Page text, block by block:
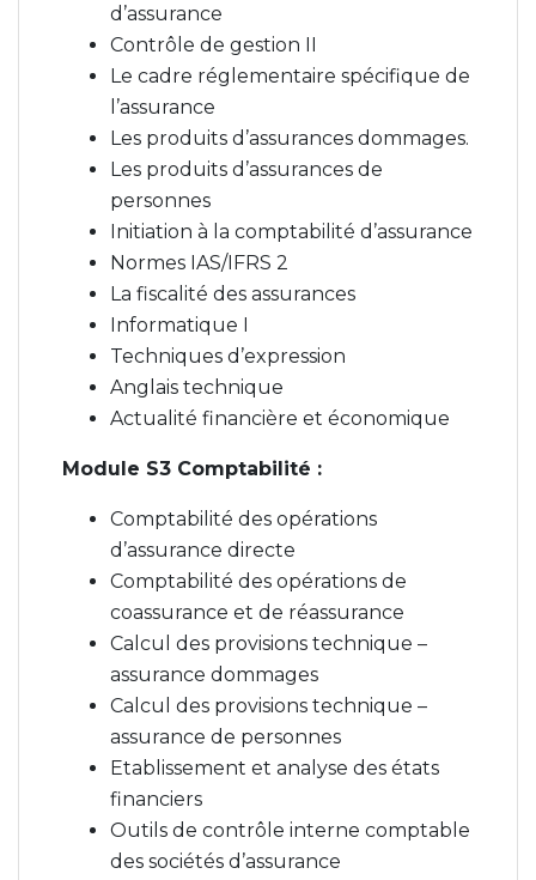
d’assurance
Contrôle de gestion II
Le cadre réglementaire spécifique de
l’assurance
Les produits d’assurances dommages.
Les produits d’assurances de
personnes
Initiation à la comptabilité d’assurance
Normes IAS/IFRS 2
La fiscalité des assurances
Informatique I
Techniques d’expression
Anglais technique
Actualité financière et économique
Module S3 Comptabilité :
Comptabilité des opérations
d’assurance directe
Comptabilité des opérations de
coassurance et de réassurance
Calcul des provisions technique –
assurance dommages
Calcul des provisions technique –
assurance de personnes
Etablissement et analyse des états
financiers
Outils de contrôle interne comptable
des sociétés d’assurance